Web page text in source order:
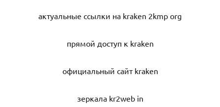
актуальные ссылки на kraken 2kmp org
прямой доступ к kraken
официальный сайт kraken
зеркала kr2web in